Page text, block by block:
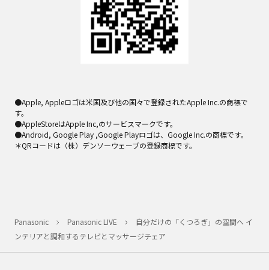
●Apple, Appleロゴは米国及び他の国々で登録されたApple Inc.の商標で
す。
●AppleStoreはApple Inc,のサービスマークです。
●Android, Google Play ,Google Playロゴは、Google Inc.の商標です。
＊QRコードは（株）デンソーウェーブの登録商標です。
Panasonic Panasonic LIVE
自分だけの「くつろぎ」の空間へ イ
ンテリアと調和するテレビとマッサージチェア